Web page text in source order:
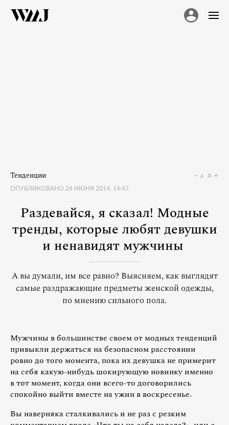
Тенденции
ОПУБЛИКОВАНО 24 ИЮНЯ 2014, 14:47
a A
Раздевайся, я сказал! Модные
тренды, которые любят девушки
и ненавидят мужчины
А вы думали, им все равно? Выясняем, как выглядят
самые раздражающие предметы женской одежды,
по мнению сильного пола.
Мужчины в большинстве своем от модных тенденций
привыкли держаться на безопасном расстоянии
ровно до того момента, пока их девушка не примерит
на себя какую-нибудь шокирующую новинку именно
в тот момент, когда они всего-то договорились
спокойно выйти вместе на ужин в воскресенье.
Вы наверняка сталкивались и не раз с резким